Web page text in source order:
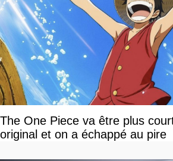
The One Piece va être plus
original et on a échappé au pire